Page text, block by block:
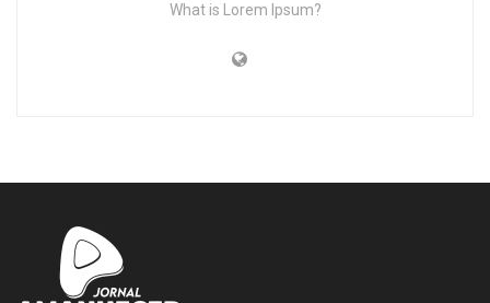
What is Lorem Ipsum?